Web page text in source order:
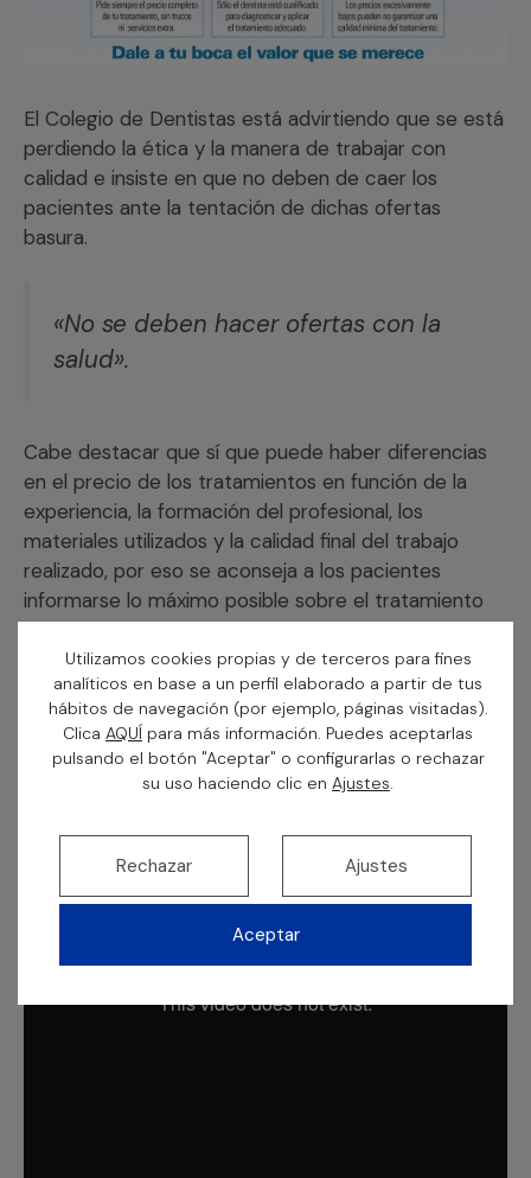
El Colegio de Dentistas está advirtiendo que se está
perdiendo la ética y la manera de trabajar con
calidad e insiste en que no deben de caer los
pacientes ante la tentación de dichas ofertas
basura.
«No se deben hacer ofertas con la
salud».
Cabe destacar que sí que puede haber diferencias
en el precio de los tratamientos en función de la
experiencia, la formación del profesional, los
materiales utilizados y la calidad final del trabajo
realizado, por eso se aconseja a los pacientes
informarse lo máximo posible sobre el tratamiento
que se vayan ha realizar.
Utilizamos cookies propias y de terceros para fines
analíticos en base a un perfil elaborado a partir de tus
hábitos de navegación (por ejemplo, páginas visitadas).
Clica AQUÍ para más información. Puedes aceptarlas
pulsando el botón "Aceptar" o configurarlas o rechazar
su uso haciendo clic en Ajustes
Aceptar
Rechazar Ajustes